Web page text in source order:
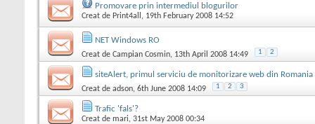
Promovare prin intermediul blogurilor
Creat de Print4all , 19th February 2008 14:52
NET Windows RO
Creat de Campian Cosmin, 13th April 2008 14:49 1 2
siteAlert, primul serviciu de monitorizare web din Romania
Creat de adson, 6th June 2008 14:09 1 2 3
Trafic 'fals'?
Creat de mari, 31st May 2008 00:34